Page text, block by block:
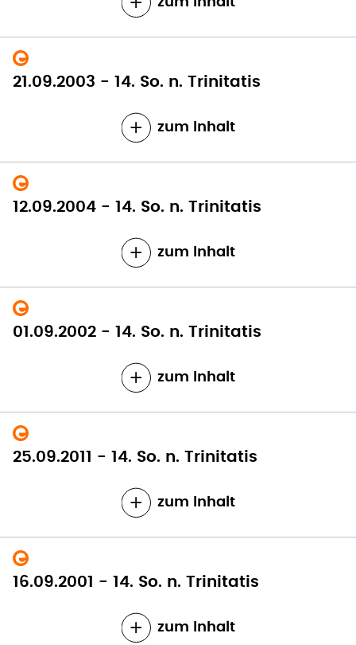
21.09.2003 - 14. So. n. Trinitatis
zum Inhalt
12.09.2004 - 14. So. n. Trinitatis
zum Inhalt
01.09.2002 - 14. So. n. Trinitatis
zum Inhalt
25.09.2011 - 14. So. n. Trinitatis
zum Inhalt
16.09.2001 - 14. So. n. Trinitatis
zum Inhalt